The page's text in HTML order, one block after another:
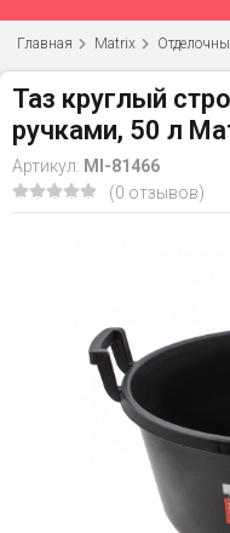
Главная Matrix
Таз круглый
ручками, 50 л
Артикул: MI-81466
(0 отзывов)